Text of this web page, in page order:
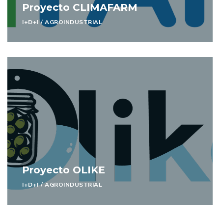
Proyecto CLIMAFARM
I+D+I / AGROINDUSTRIAL
Proyecto OLIKE
I+D+I / AGROINDUSTRIAL